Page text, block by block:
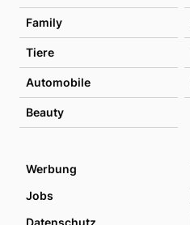
Family
Tiere
Automobile
Beauty
Werbung
Jobs
Datenschutz